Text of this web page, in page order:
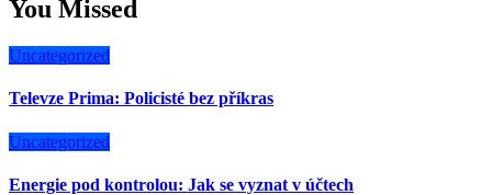
You Missed
Uncategorized
Televze Prima: Policisté bez příkras
Uncategorized
Energie pod kontrolou: Jak se vyznat v účtech